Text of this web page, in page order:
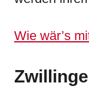
Wie wär’s
Zwillinge